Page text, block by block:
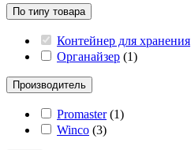
По типу товара
Контейнер для хранения
Органайзер (1)
Производитель
Promaster (1)
Winco (3)